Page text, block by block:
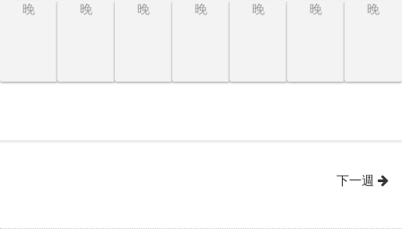
晚 晚 晚 晚 晚 晚 晚
下一週